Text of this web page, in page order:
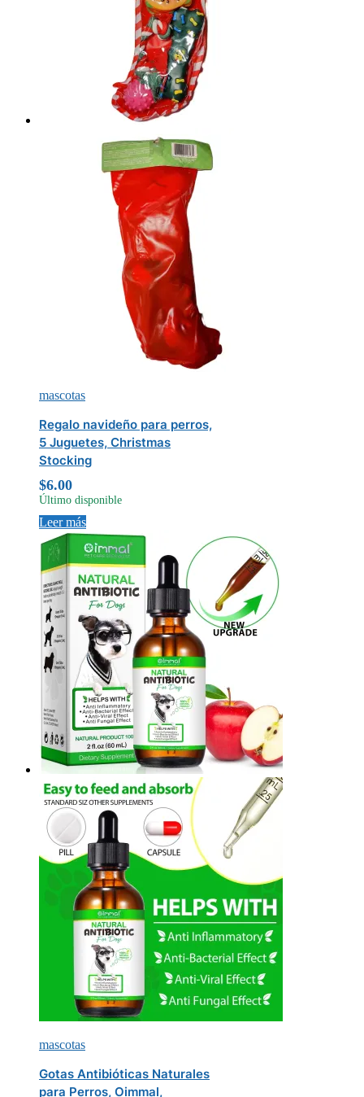
mascotas
Regalo navideño para perros,
5 Juguetes, Christmas
Stocking
$6.00
Último disponible
Leer más
mascotas
Gotas Antibióticas Naturales
para Perros, Oimmal,